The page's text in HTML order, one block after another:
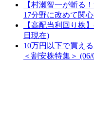
【村瀬智一が斬る
17分野に改めて関
【高配当利回り株
日現在)
10万円以下で買え
＜割安株特集＞ (06/